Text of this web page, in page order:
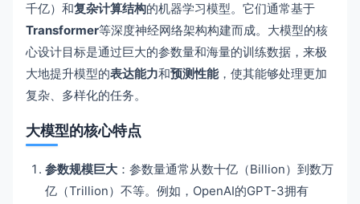
千亿）和复杂计算结构的机器学习模型。它们通常基于
Transformer等深度神经网络架构构建而成。大模型的核
心设计目标是通过巨大的参数量和海量的训练数据，来极
大地提升模型的表达能力和预测性能，使其能够处理更加
复杂、多样化的任务。
大模型的核心特点
参数规模巨大 ：参数量通常从数十亿（Billion）到数万
亿（Trillion）不等。例如，OpenAI的GPT-3拥有